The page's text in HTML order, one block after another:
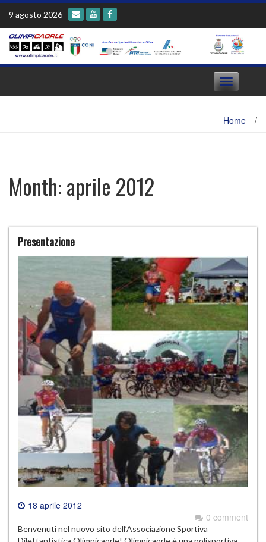
Skip
content
9 agosto 2026
Toggle
navigation
Home /
Month:aprile 2012
Presentazione
18 aprile 2012
0 comment
Benvenuti nel nuovo sito dell’Associazione Sportiva